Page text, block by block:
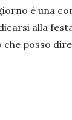
è una
alla
posso